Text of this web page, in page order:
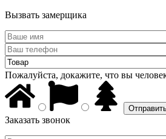
Вызвать замерщика
Пожалуйста, докажите, что вы
Заказать звонок